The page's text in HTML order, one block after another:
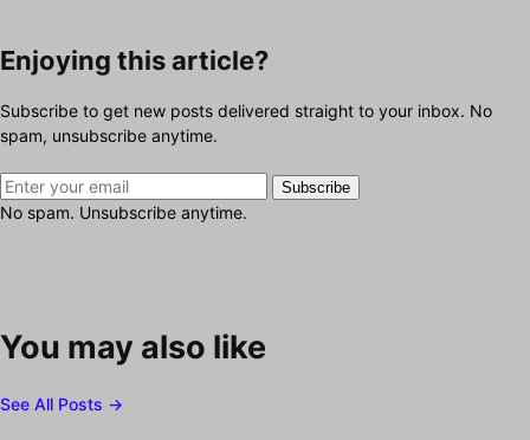
Enjoying this article?
Subscribe to get new posts delivered straight to your inbox. No
spam, unsubscribe anytime.
Subscribe
No spam. Unsubscribe anytime.
You may also like
See All Posts →